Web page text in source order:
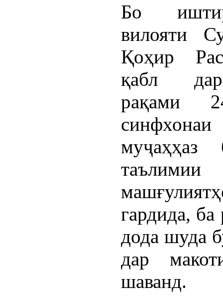
Бо
вилояти
Қоҳир
қабл
рақами
муҷаҳҳаз
гардида,
дода шуда
дар
шаванд.